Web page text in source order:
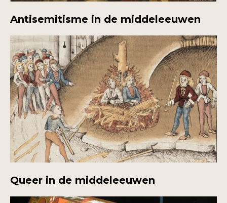
Antisemitisme in de middeleeuwen
Queer in de middeleeuwen